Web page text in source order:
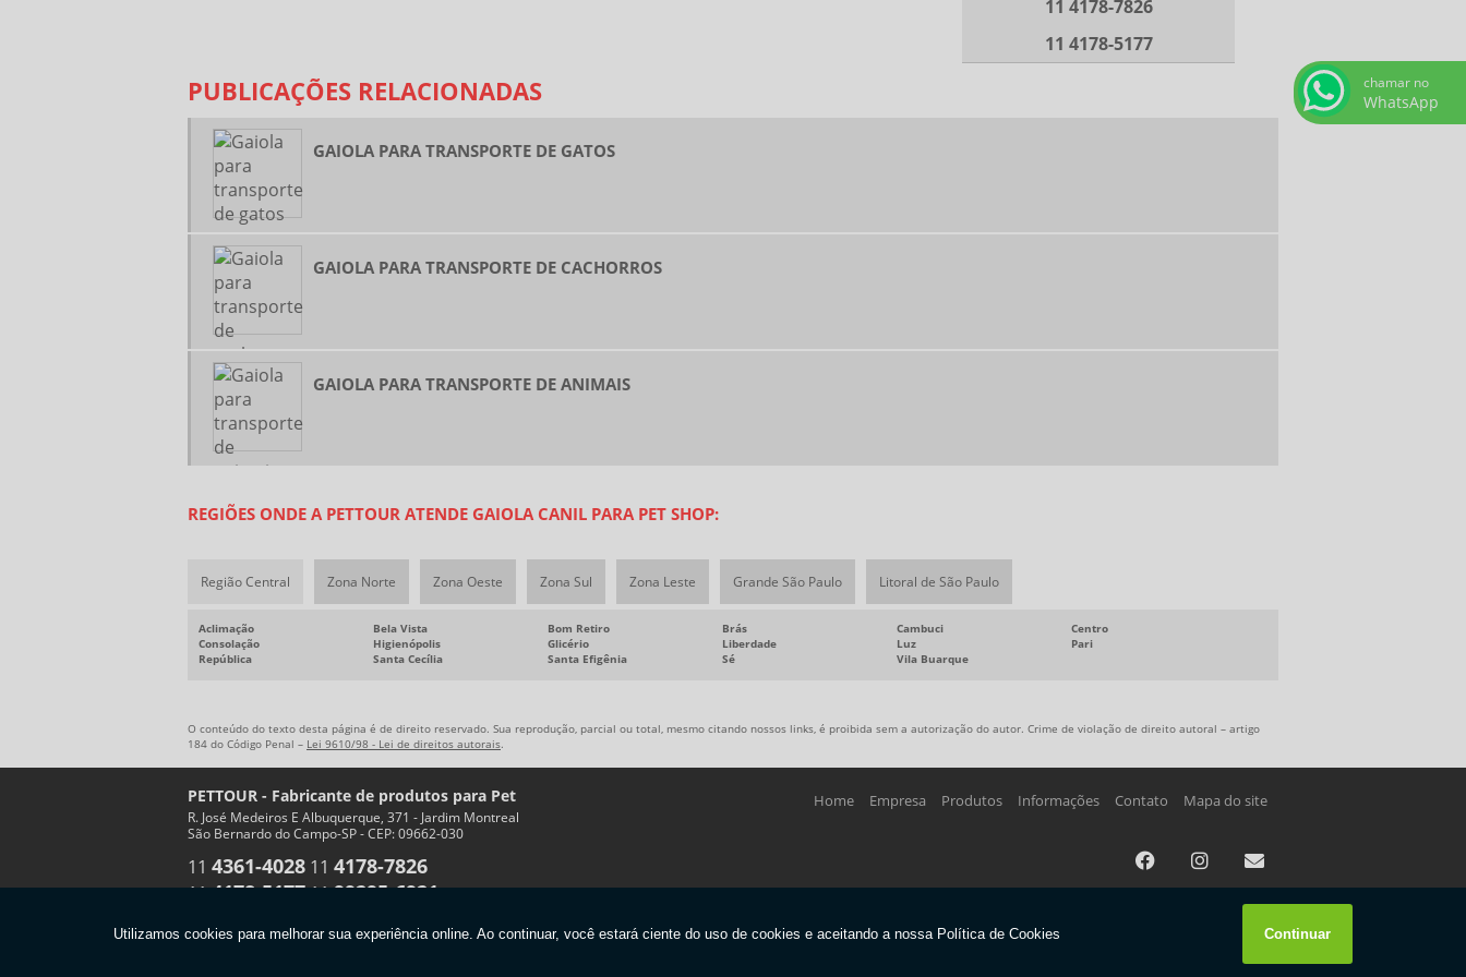
11 4178-7826
11 4178-5177
PUBLICAÇÕES RELACIONADAS
GAIOLA PARA TRANSPORTE DE GATOS
GAIOLA PARA TRANSPORTE DE CACHORROS
GAIOLA PARA TRANSPORTE DE ANIMAIS
REGIÕES ONDE A PETTOUR ATENDE GAIOLA CANIL PARA PET SHOP:
Região Central Zona Norte Zona Oeste Zona Sul Zona Leste Grande São Paulo Litoral de São Paulo
Aclimação Bela Vista Bom Retiro Brás Cambuci
Centro
Consolação
Higienópolis Glicério Liberdade Luz
Pari
República
Santa Cecília Santa Efigênia Sé Vila Buarque
O conteúdo do texto desta página é de direito reservado. Sua reprodução, parcial ou total, mesmo citando nossos links, é proibida sem a autorização do autor. Crime de violação de direito autoral – artigo
184 do Código Penal – Lei 9610/98 - Lei de direitos autorais.
PETTOUR - Fabricante de produtos para Pet
R. José Medeiros E Albuquerque, 371 - Jardim Montreal
São Bernardo do Campo-SP - CEP: 09662-030
11 4361-4028 11 4178-7826
114178-51771199295-6921
Home Empresa Produtos Informações Contato Mapa do site
Copyright © PETTOUR. (Lei 9610 de 19/02/1998) W3C
chamar no
WhatsApp